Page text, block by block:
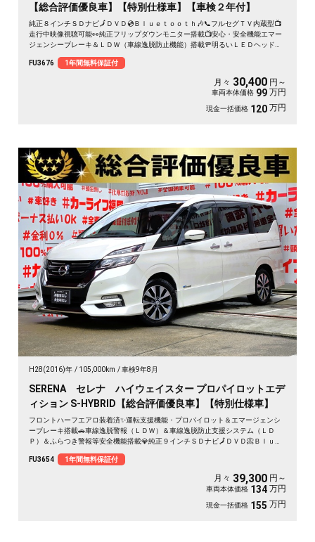
【総合評価優良車】【特別仕様車】【車検２年付】
純正８インチＳＤナビ🗾ＤＶＤ💿Ｂｌｕｅｔｏｏｔｈ🎶📞フルセグＴＶ内蔵型📺
走行中映像視聴可能👀純正フリップダウンモニター搭載📺安心・安全機能エマー
ジェンシーブレーキ＆ＬＤＷ（車線逸脱防止機能）搭載🚥明るいＬＥＤヘッドラ
ター付きで駐車も楽々📹エクステリア・インテリアをトータルコーディネートし
FU3676 1年間無料保証付
月々 30,400 円～
車両本体価格 99 万円
現金一括価格 120 万円
H28(2016)年 105,000km 車検9年8月
SERENA セレナ ハイウェイスター プロパイロットエデ
ィション S-HYBRID【総合評価優良車】【特別仕様車】
フロントハーフエアロ装着済✨運転支援機能・プロパイロット＆エマージェンシ
ーブレーキ搭載🚗車線逸脱警報（ＬＤＷ）＆車線逸脱防止支援システム（ＬＤ
Ｐ）＆ふらつき警報等安全機能搭載💎純正９インチＳＤナビ🗾ＤＶＤ📀Ｂｌｕｅ
０８モード１７．２ｋｍ／Ｌ🍃足をかざして楽々開閉😲ハンズフリー両側パワー
スライドドア搭載車😲デュアルバックドアタイプで荷物の出し入れも使い分け🧳
FU3654 1年間無料保証付
月々 39,300 円～
車両本体価格 134 万円
現金一括価格 155 万円